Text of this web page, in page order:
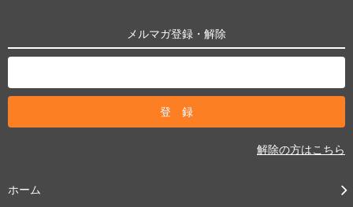
メルマガ登録・解除
解除の方はこちら
ホーム